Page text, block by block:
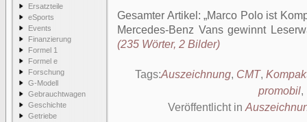
Ersatzteile
eSports
Events
Finanzierung
Formel 1
Formel e
Forschung
G-Modell
Gebrauchtwagen
Geschichte
Getriebe
Gesamter Artikel: Marco Polo ist
Mercedes-Benz Vans gewinnt
(235 Wörter, 2 Bilder)
Tags:Auszeichnung, CMT,
promobil,
Veröffentlicht in